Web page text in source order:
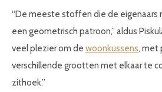
“De meeste stoffen die de eigenaars
een geometrisch patroon,” aldus
veel plezier om de woonkussens, met
verschillende grootten met elkaar te
zithoek.”